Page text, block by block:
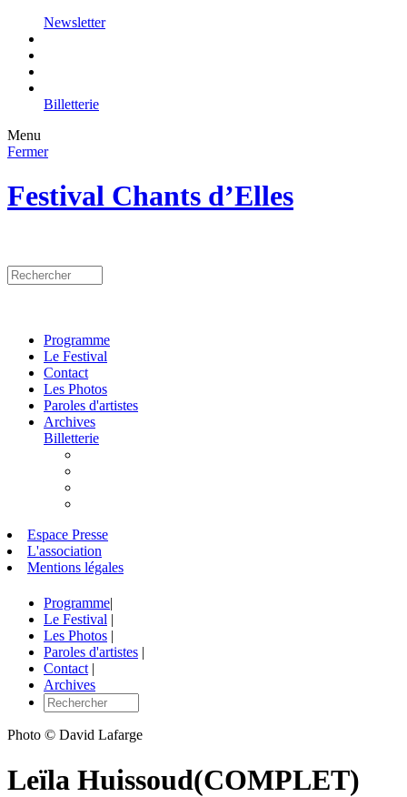
Newsletter
Billetterie
Menu
Fermer
Festival Chants d’Elles
Programme
Le Festival
Contact
Les Photos
Paroles d'artistes
Archives
Billetterie
Espace Presse
L'association
Mentions légales
Programme|
Le Festival |
Les Photos |
Paroles d'artistes |
Contact |
Archives
Photo © David Lafarge
Leïla Huissoud(COMPLET)